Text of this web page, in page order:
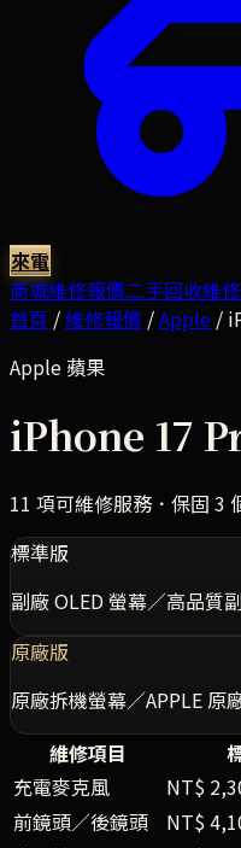
來電
商城維修報價二手回收維
首頁 /維修報價 /Apple /
Apple 蘋果
iPhone 17
11 項可維修服務．保固 3
標準版
副廠 OLED 螢幕／高品質
原廠版
原廠拆機螢幕／APPLE 原
維修項目
充電麥克風
NT$
前鏡頭／後鏡頭
NT$